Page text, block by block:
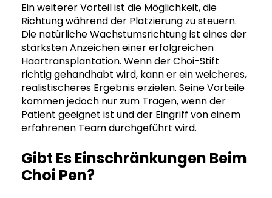
Ein weiterer Vorteil ist die Möglichkeit, die
Richtung während der Platzierung zu steuern.
Die natürliche Wachstumsrichtung ist eines der
stärksten Anzeichen einer erfolgreichen
Haartransplantation. Wenn der Choi-Stift
richtig gehandhabt wird, kann er ein weicheres,
realistischeres Ergebnis erzielen. Seine Vorteile
kommen jedoch nur zum Tragen, wenn der
Patient geeignet ist und der Eingriff von einem
erfahrenen Team durchgeführt wird.
Gibt Es Einschränkungen Beim
Choi Pen?